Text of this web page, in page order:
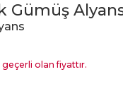
Gümüş
olan fiyattır.